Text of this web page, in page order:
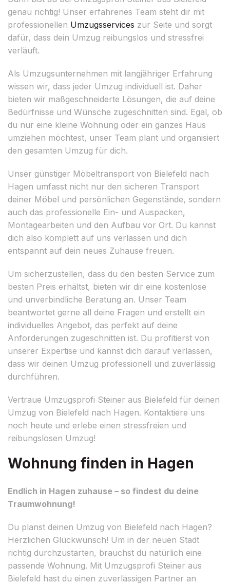
genau richtig! Unser erfahrenes Team steht dir mit
professionellen Umzugsservices zur Seite und sorgt
dafür, dass dein Umzug reibungslos und stressfrei
verläuft.
Als Umzugsunternehmen mit langjähriger Erfahrung
wissen wir, dass jeder Umzug individuell ist. Daher
bieten wir maßgeschneiderte Lösungen, die auf deine
Bedürfnisse und Wünsche zugeschnitten sind. Egal, ob
du nur eine kleine Wohnung oder ein ganzes Haus
umziehen möchtest, unser Team plant und organisiert
den gesamten Umzug für dich.
Unser günstiger Möbeltransport von Bielefeld nach
Hagen umfasst nicht nur den sicheren Transport
deiner Möbel und persönlichen Gegenstände, sondern
auch das professionelle Ein- und Auspacken,
Montagearbeiten und den Aufbau vor Ort. Du kannst
dich also komplett auf uns verlassen und dich
entspannt auf dein neues Zuhause freuen.
Um sicherzustellen, dass du den besten Service zum
besten Preis erhältst, bieten wir dir eine kostenlose
und unverbindliche Beratung an. Unser Team
beantwortet gerne all deine Fragen und erstellt ein
individuelles Angebot, das perfekt auf deine
Anforderungen zugeschnitten ist. Du profitierst von
unserer Expertise und kannst dich darauf verlassen,
dass wir deinen Umzug professionell und zuverlässig
durchführen.
Vertraue Umzugsprofi Steiner aus Bielefeld für deinen
Umzug von Bielefeld nach Hagen. Kontaktiere uns
noch heute und erlebe einen stressfreien und
reibungslosen Umzug!
Wohnung finden in Hagen
Endlich in Hagen zuhause – so findest du deine
Traumwohnung!
Du planst deinen Umzug von Bielefeld nach Hagen?
Herzlichen Glückwunsch! Um in der neuen Stadt
richtig durchzustarten, brauchst du natürlich eine
passende Wohnung. Mit Umzugsprofi Steiner aus
Bielefeld hast du einen zuverlässigen Partner an